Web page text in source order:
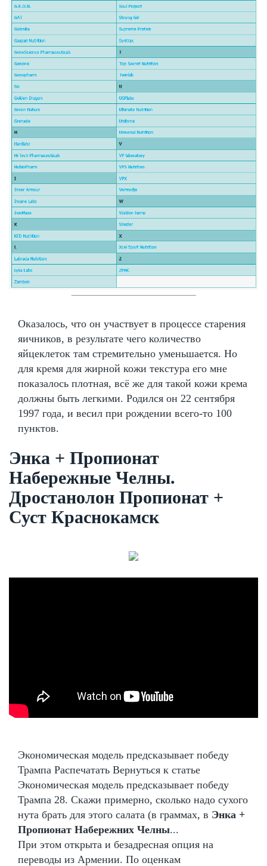
Оказалось, что он участвует в процессе старения
яичников, в результате чего количество
яйцеклеток там стремительно уменьшается. Но
для кремя для жирной кожи текстура его мне
показалось плотная, всё же для такой кожи крема
должны быть легкими. Родился он 22 сентября
1997 года, и весил при рождении всего-то 100
пунктов.
Энка + Пропионат
Набережные Челны.
Дростанолон Пропионат +
Суст Краснокамск
Экономическая модель предсказывает победу
Трампа Распечатать Вернуться к статье
Экономическая модель предсказывает победу
Трампа 28. Скажи примерно, сколько надо сухого
нута брать для этого салата (в граммах, в Энка +
Пропионат Набережних Челны...
При этом открыта и безадресная опция на
переводы из Армении. По оценкам